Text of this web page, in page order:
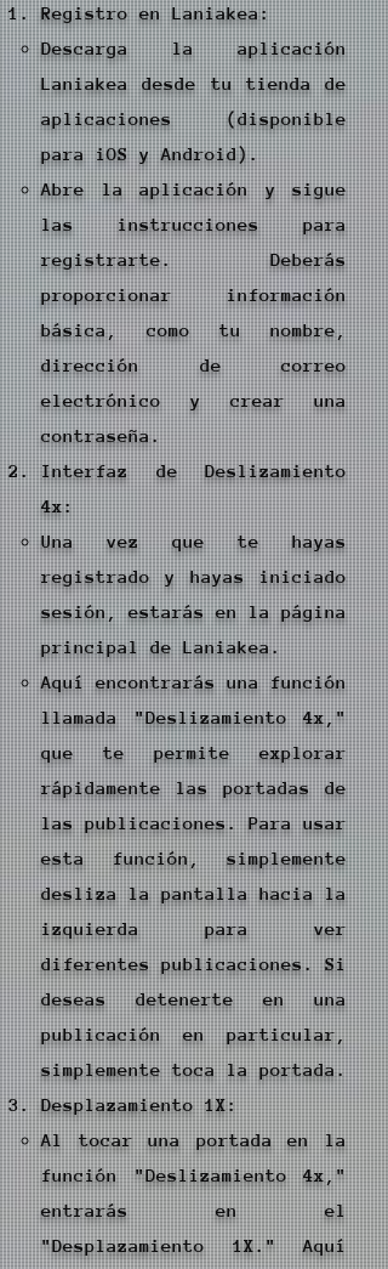
Registro en Laniakea:
Descarga la aplicación
Laniakea desde tu tienda de
aplicaciones (disponible
para iOS y Android).
Abre la aplicación y sigue
las instrucciones para
registrarte. Deberás
proporcionar información
básica, como tu nombre,
dirección de correo
electrónico y crear una
contraseña.
Interfaz de Deslizamiento
4x:
Una vez que te hayas
registrado y hayas iniciado
sesión, estarás en la página
principal de Laniakea.
Aquí encontrarás una función
llamada "Deslizamiento 4x,"
que te permite explorar
rápidamente las portadas de
las publicaciones. Para usar
esta función, simplemente
desliza la pantalla hacia la
izquierda para ver
diferentes publicaciones. Si
deseas detenerte en una
publicación en particular,
simplemente toca la portada.
Desplazamiento 1X:
Al tocar una portada en la
función "Deslizamiento 4x,"
entrarás en el
"Desplazamiento 1X." Aquí